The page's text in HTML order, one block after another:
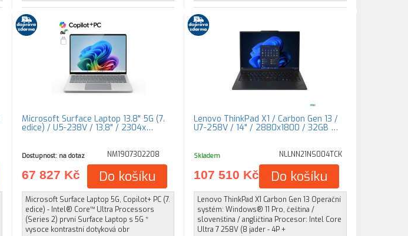
Microsoft Surface Laptop 13.8" 5G (7.
edice) / U5-238V / 13,8" / 2304x…
Dostupnost: na dotaz NM1907302208
67 827 Kč Do košíku
Microsoft Surface Laptop 5G, Copilot+ PC (7.
edice) - Intel® Core™ Ultra Processors
(Series 2) první Surface Laptop s 5G *
vysoce kontrastní dotyková obr
Lenovo ThinkPad X1 / Carbon Gen 13 /
U7-258V / 14" / 2880x1800 / 32GB …
Skladem NLLNN21NS004TCK
107 510 Kč Do košíku
Lenovo ThinkPad X1 Carbon Gen 13 Operační
systém: Windows® 11 Pro, čeština /
slovenština / angličtina Procesor: Intel Core
Ultra 7 258V (8 jader - 4P +